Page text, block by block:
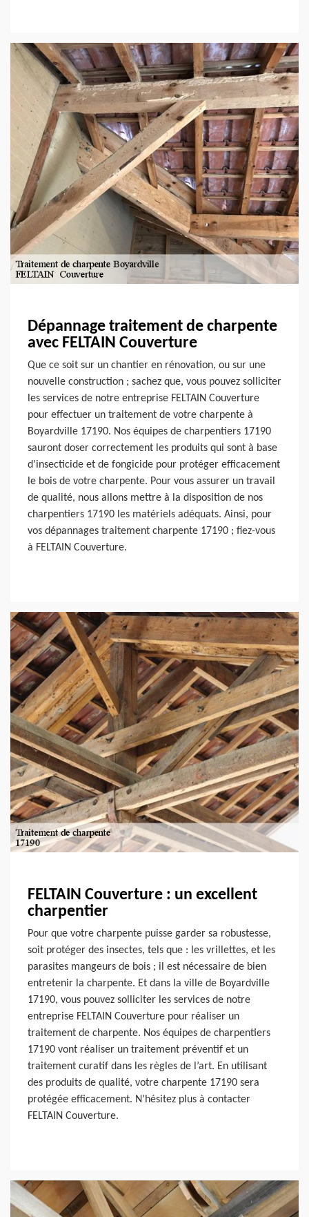
Dépannage traitement de charpente
avec FELTAIN Couverture
Que ce soit sur un chantier en rénovation, ou sur une
nouvelle construction ; sachez que, vous pouvez solliciter
les services de notre entreprise FELTAIN Couverture
pour effectuer un traitement de votre charpente à
Boyardville 17190. Nos équipes de charpentiers 17190
sauront doser correctement les produits qui sont à base
d’insecticide et de fongicide pour protéger efficacement
le bois de votre charpente. Pour vous assurer un travail
de qualité, nous allons mettre à la disposition de nos
charpentiers 17190 les matériels adéquats. Ainsi, pour
vos dépannages traitement charpente 17190 ; fiez-vous
à FELTAIN Couverture.
FELTAIN Couverture : un excellent
charpentier
Pour que votre charpente puisse garder sa robustesse,
soit protéger des insectes, tels que : les vrillettes, et les
parasites mangeurs de bois ; il est nécessaire de bien
entretenir la charpente. Et dans la ville de Boyardville
17190, vous pouvez solliciter les services de notre
entreprise FELTAIN Couverture pour réaliser un
traitement de charpente. Nos équipes de charpentiers
17190 vont réaliser un traitement préventif et un
traitement curatif dans les règles de l’art. En utilisant
des produits de qualité, votre charpente 17190 sera
protégée efficacement. N’hésitez plus à contacter
FELTAIN Couverture.